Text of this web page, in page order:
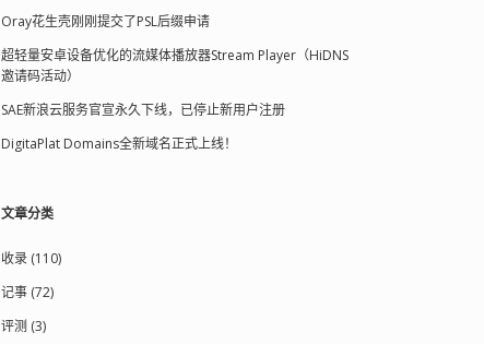
Oray花生壳刚刚提交了PSL后缀申请
超轻量安卓设备优化的流媒体播放器Stream Player（HiDNS
邀请码活动）
SAE新浪云服务官宣永久下线，已停止新用户注册
DigitaPlat Domains全新域名正式上线！
文章分类
收录 (110)
记事 (72)
评测 (3)